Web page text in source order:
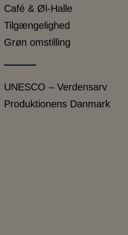
Café & Øl-Halle
Tilgængelighed
Grøn omstilling
UNESCO – Verdensarv
Produktionens Danmark